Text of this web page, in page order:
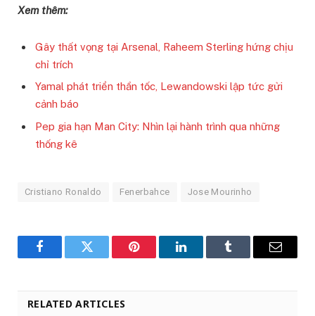
Xem thêm:
Gây thất vọng tại Arsenal, Raheem Sterling hứng chịu
chỉ trích
Yamal phát triển thần tốc, Lewandowski lập tức gửi
cảnh báo
Pep gia hạn Man City: Nhìn lại hành trình qua những
thống kê
Cristiano Ronaldo Fenerbahce Jose Mourinho
FacebookTwitter Pinterest LinkedInTumblr Email
RELATED ARTICLES